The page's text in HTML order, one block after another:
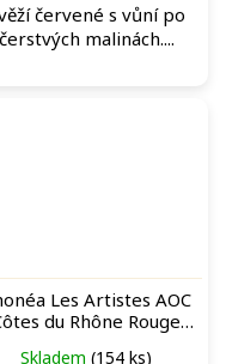
červené s vůní po
čerstvých malinách....
Les Artistes AOC
du Rhône Rouge
Skladem (154 ks)